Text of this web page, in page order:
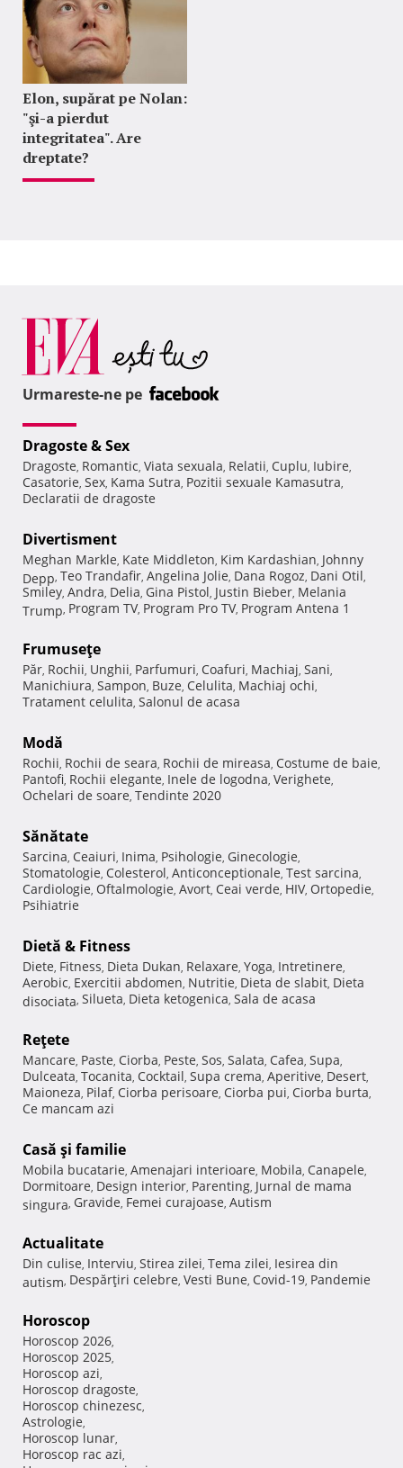
Elon, supărat pe Nolan:
"şi-a pierdut
integritatea". Are
dreptate?
Urmareste-ne pe
Dragoste & Sex
Dragoste, Romantic, Viata sexuala, Relatii, Cuplu, Iubire,
Casatorie, Sex, Kama Sutra, Pozitii sexuale Kamasutra,
Declaratii de dragoste
Divertisment
Meghan Markle, Kate Middleton, Kim Kardashian, Johnny
Depp, Teo Trandafir, Angelina Jolie, Dana Rogoz, Dani Otil,
Smiley, Andra, Delia, Gina Pistol, Justin Bieber, Melania
Trump, Program TV, Program Pro TV, Program Antena 1
Frumuseţe
Păr, Rochii, Unghii, Parfumuri, Coafuri, Machiaj, Sani,
Manichiura, Sampon, Buze, Celulita, Machiaj ochi,
Tratament celulita, Salonul de acasa
Modă
Rochii, Rochii de seara, Rochii de mireasa, Costume de baie,
Pantofi, Rochii elegante, Inele de logodna, Verighete,
Ochelari de soare, Tendinte 2020
Sănătate
Sarcina, Ceaiuri, Inima, Psihologie, Ginecologie,
Stomatologie, Colesterol, Anticonceptionale, Test sarcina,
Cardiologie, Oftalmologie, Avort, Ceai verde, HIV, Ortopedie,
Psihiatrie
Dietă & Fitness
Diete, Fitness, Dieta Dukan, Relaxare, Yoga, Intretinere,
Aerobic, Exercitii abdomen, Nutritie, Dieta de slabit, Dieta
disociata, Silueta, Dieta ketogenica, Sala de acasa
Reţete
Mancare, Paste, Ciorba, Peste, Sos, Salata, Cafea, Supa,
Dulceata, Tocanita, Cocktail, Supa crema, Aperitive, Desert,
Maioneza, Pilaf, Ciorba perisoare, Ciorba pui, Ciorba burta,
Ce mancam azi
Casă şi familie
Mobila bucatarie, Amenajari interioare, Mobila, Canapele,
Dormitoare, Design interior, Parenting, Jurnal de mama
singura, Gravide, Femei curajoase, Autism
Actualitate
Din culise, Interviu, Stirea zilei, Tema zilei, Iesirea din
autism, Despărţiri celebre, Vesti Bune, Covid-19, Pandemie
Horoscop
Horoscop 2026,
Horoscop 2025,
Horoscop azi,
Horoscop dragoste,
Horoscop chinezesc,
Astrologie,
Horoscop lunar,
Horoscop rac azi,